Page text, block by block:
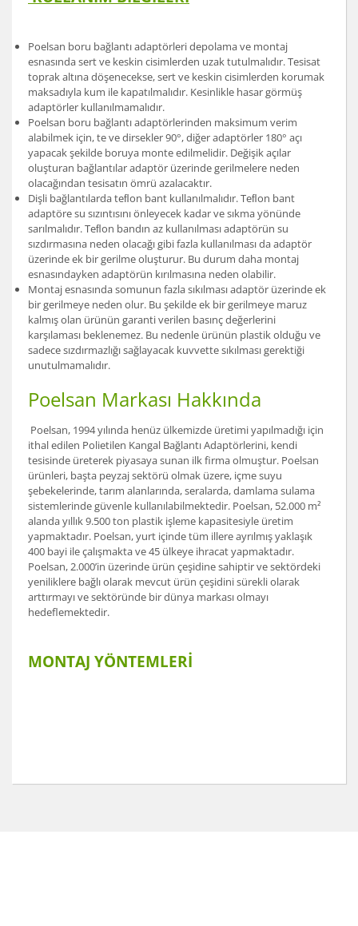
Poelsan boru bağlantı adaptörleri depolama ve montaj
esnasında sert ve keskin cisimlerden uzak tutulmalıdır. Tesisat
toprak altına döşenecekse, sert ve keskin cisimlerden korumak
maksadıyla kum ile kapatılmalıdır. Kesinlikle hasar görmüş
adaptörler kullanılmamalıdır.
Poelsan boru bağlantı adaptörlerinden maksimum verim
alabilmek için, te ve dirsekler 90°, diğer adaptörler 180° açı
yapacak şekilde boruya monte edilmelidir. Değişik açılar
oluşturan bağlantılar adaptör üzerinde gerilmelere neden
olacağından tesisatın ömrü azalacaktır.
Dişli bağlantılarda teﬂon bant kullanılmalıdır. Teﬂon bant
adaptöre su sızıntısını önleyecek kadar ve sıkma yönünde
sarılmalıdır. Teﬂon bandın az kullanılması adaptörün su
sızdırmasına neden olacağı gibi fazla kullanılması da adaptör
üzerinde ek bir gerilme oluşturur. Bu durum daha montaj
esnasındayken adaptörün kırılmasına neden olabilir.
Montaj esnasında somunun fazla sıkılması adaptör üzerinde ek
bir gerilmeye neden olur. Bu şekilde ek bir gerilmeye maruz
kalmış olan ürünün garanti verilen basınç değerlerini
karşılaması beklenemez. Bu nedenle ürünün plastik olduğu ve
sadece sızdırmazlığı sağlayacak kuvvette sıkılması gerektiği
unutulmamalıdır.
Poelsan Markası Hakkında
Poelsan, 1994 yılında henüz ülkemizde üretimi yapılmadığı için
ithal edilen Polietilen Kangal Bağlantı Adaptörlerini, kendi
tesisinde üreterek piyasaya sunan ilk firma olmuştur. Poelsan
ürünleri, başta peyzaj sektörü olmak üzere, içme suyu
şebekelerinde, tarım alanlarında, seralarda, damlama sulama
sistemlerinde güvenle kullanılabilmektedir. Poelsan, 52.000 m²
alanda yıllık 9.500 ton plastik işleme kapasitesiyle üretim
yapmaktadır. Poelsan, yurt içinde tüm illere ayrılmış yaklaşık
400 bayi ile çalışmakta ve 45 ülkeye ihracat yapmaktadır.
Poelsan, 2.000’in üzerinde ürün çeşidine sahiptir ve sektördeki
yeniliklere bağlı olarak mevcut ürün çeşidini sürekli olarak
arttırmayı ve sektöründe bir dünya markası olmayı
hedeflemektedir.
MONTAJ YÖNTEMLERİ